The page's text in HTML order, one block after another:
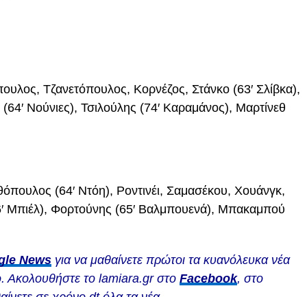
Τζανετόπουλος, Κορνέζος, Στάνκο (63′ Σλίβκα),
Νούνιες), Τσιλούλης (74′ Καραμάνος), Μαρτίνεθ
(64′ Ντόη), Ροντινέι, Σαμασέκου, Χουάνγκ,
Μπιέλ), Φορτούνης (65′ Βαλμπουενά), Μπακαμπού
News για να μαθαίνετε πρώτοι τα κυανόλευκα νέα
Ακολουθήστε το lamiara.gr στο Facebook, στο